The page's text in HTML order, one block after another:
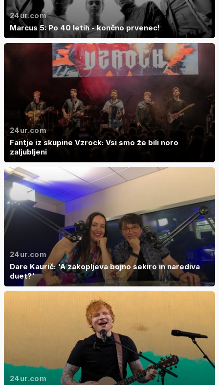
24ur.com
Marcus 5: Po 40 letih - končno prvenec!
24ur.com
Fantje iz skupine Vzrock: Vsi smo že bili noro
zaljubljeni
24ur.com
Dare Kaurič: 'A zakopljeva bojno sekiro in narediva
duet?'
24ur.com